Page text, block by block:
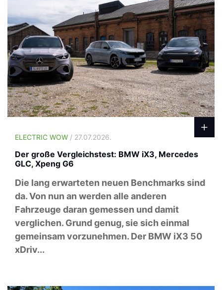
ELECTRIC WOW / 27.07.2026.
Der große Vergleichstest: BMW iX3, Mercedes
GLC, Xpeng G6
Die lang erwarteten neuen Benchmarks sind
da. Von nun an werden alle anderen
Fahrzeuge daran gemessen und damit
verglichen. Grund genug, sie sich einmal
gemeinsam vorzunehmen. Der BMW iX3 50
xDriv...